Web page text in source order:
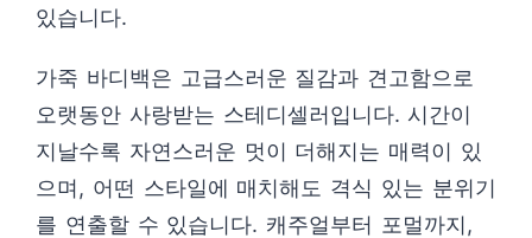
있습니다.
가죽 바디백은 고급스러운 질감과 견고함으로
오랫동안 사랑받는 스테디셀러입니다. 시간이
지날수록 자연스러운 멋이 더해지는 매력이 있
으며, 어떤 스타일에 매치해도 격식 있는 분위기
를 연출할 수 있습니다. 캐주얼부터 포멀까지,